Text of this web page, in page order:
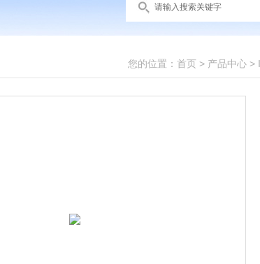
您的位置： 首页 > 产品中心 >